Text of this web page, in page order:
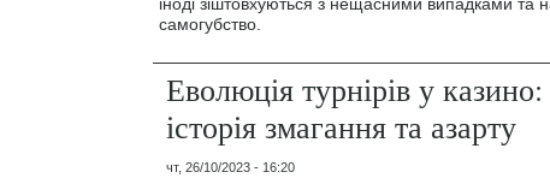
самогубство.
Еволюція турнірів у казино:
історія змагання та азарту
чт, 26/10/2023 - 16:20